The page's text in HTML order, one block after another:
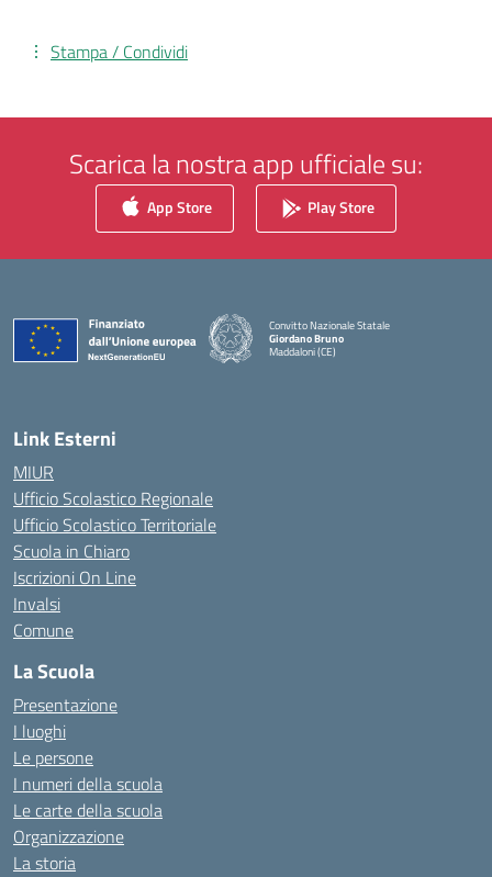
Stampa / Condividi
Scarica la nostra app ufficiale su:
App Store Play Store
Convitto Nazionale Statale
Giordano Bruno
Maddaloni (CE)
Link Esterni
MIUR
Ufficio Scolastico Regionale
Ufficio Scolastico Territoriale
Scuola in Chiaro
Iscrizioni On Line
Invalsi
Comune
La Scuola
Presentazione
I luoghi
Le persone
I numeri della scuola
Le carte della scuola
Organizzazione
La storia